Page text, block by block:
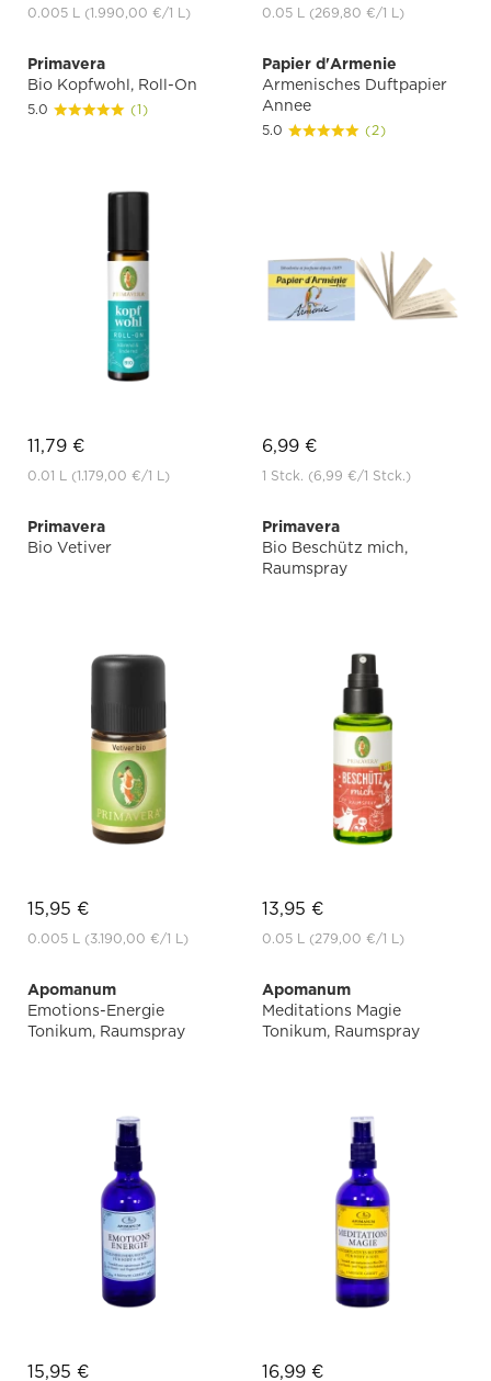
0.005 L (1.990,00 €/1 L) 0.05 L (269,80 €/1 L)
Primavera
Bio Kopfwohl, Roll-On
5.0 (1)
11,79 €
0.01 L (1.179,00 €/1 L)
Papier d'Armenie
Armenisches Duftpapier
Annee
5.0 (2)
6,99 €
1 Stck. (6,99 €/1 Stck.)
Primavera
Bio Vetiver
15,95 €
0.005 L (3.190,00 €/1 L)
Primavera
Bio Beschütz mich,
Raumspray
13,95 €
0.05 L (279,00 €/1 L)
Apomanum
Emotions-Energie
Tonikum, Raumspray
15,95 €
Apomanum
Meditations Magie
Tonikum, Raumspray
16,99 €